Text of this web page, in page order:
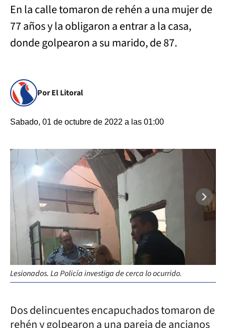
En la calle tomaron de rehén a una mujer de
77 años y la obligaron a entrar a la casa,
donde golpearon a su marido, de 87.
Por El Litoral
Sabado, 01 de octubre de 2022 a las 01:00
Lesionados. La Policía investiga de cerca lo ocurrido.
Dos delincuentes encapuchados tomaron de
rehén y golpearon a una pareja de ancianos